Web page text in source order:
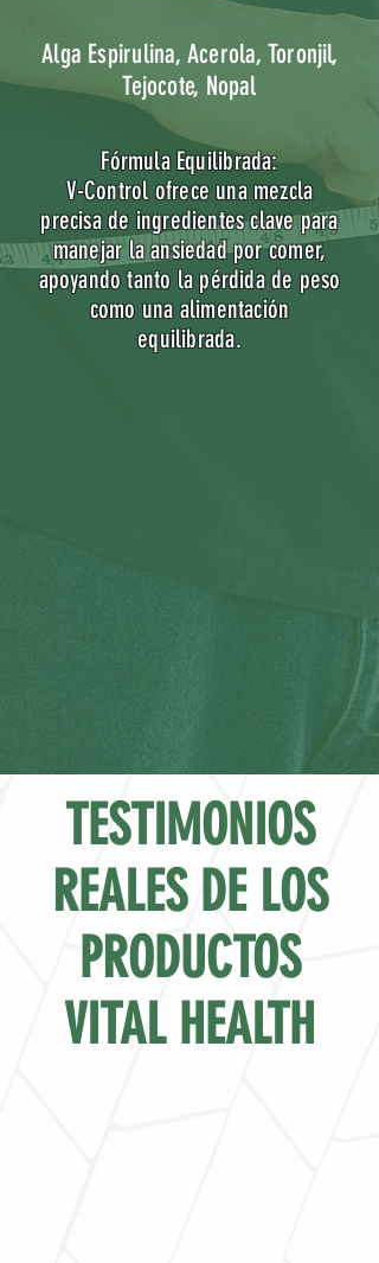
Alga Espirulina, Acerola, Toronjil,
Tejocote, Nopal
Fórmula Equilibrada:
V-Control ofrece una mezcla
precisa de ingredientes clave para
manejar la ansiedad por comer,
apoyando tanto la pérdida de peso
como una alimentación
equilibrada.
TESTIMONIOS
REALES DE LOS
PRODUCTOS
VITAL HEALTH